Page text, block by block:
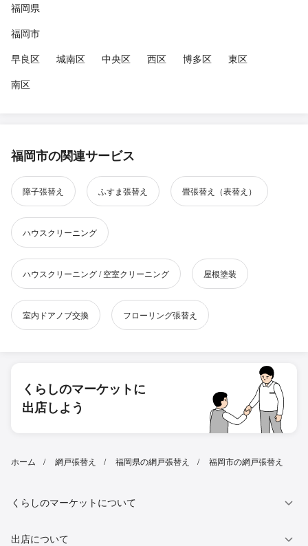
福岡県
福岡市
早良区
城南区 中央区 西区 博多区
東区
南区
福岡市の関連サービス
障子張替え ふすま張替え 畳張替え（表替え）
ハウスクリーニング
ハウスクリーニング / 空室クリーニング 屋根塗装
室内ドアノブ交換 フローリング張替え
くらしのマーケットに
出店しよう
ホーム 網戸張替え 福岡県の網戸張替え 福岡市の網戸張替え
くらしのマーケットについて
出店について